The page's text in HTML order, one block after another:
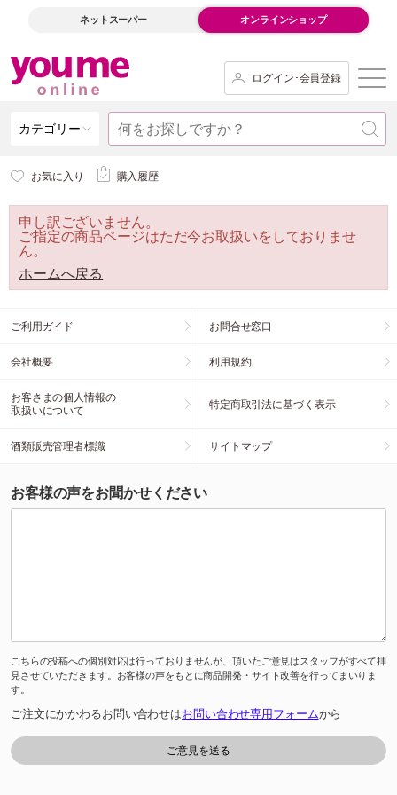
ネットスーパー オンラインショップ
ログイン･会員登録
カテゴリー
お気に入り 購入履歴
申し訳ございません。
ご指定の商品ページはただ今お取扱いをしておりませ
ん。
ホームへ戻る
ご利用ガイド お問合せ窓口
会社概要 利用規約
お客さまの個人情報の
取扱いについて
特定商取引法に基づく表示
酒類販売管理者標識 サイトマップ
お客様の声をお聞かせください
こちらの投稿への個別対応は行っておりませんが、頂いたご意見はスタッフがすべて拝
見させていただきます。お客様の声をもとに商品開発・サイト改善を行ってまいりま
す。
ご注文にかかわるお問い合わせはお問い合わせ専用フォームから